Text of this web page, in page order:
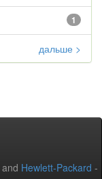
1
дальше >
and Hewlett-Packard -